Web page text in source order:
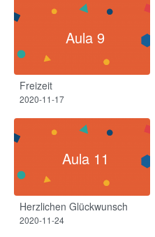
Aula 9
Freizeit
2020-11-17
Aula 11
Herzlichen Glückwunsch
2020-11-24